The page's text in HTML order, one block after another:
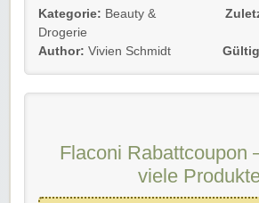
Einfach dem Link folgen, bei
Flaconi Gutschein wird euch per Mail
Viel Spaß beim Sparen!
Kategorie: Beauty &
Drogerie
Author: Vivien Schmidt
Flaconi Rabattcoupon
viele